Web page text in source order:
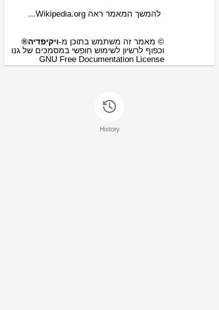
להמשך המאמר ראה Wikipedia.org...
© מאמר זה משתמש בתוכן מ-ויקיפדיה®
וכפוף לרשיון לשימוש חופשי במסמכים של גנו
GNU Free Documentation License
History